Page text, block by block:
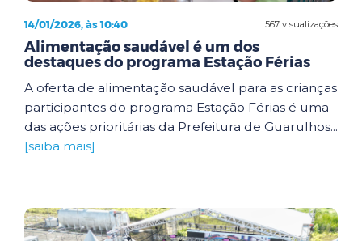
567 visualizações
14/01/2026, às 10:40
Alimentação saudável é um dos
destaques do programa Estação Férias
A oferta de alimentação saudável para as crianças
participantes do programa Estação Férias é uma
das ações prioritárias da Prefeitura de Guarulhos...
[saiba mais]